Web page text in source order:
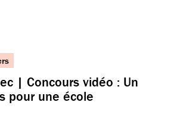
| Concours vidéo : Un
pour une école